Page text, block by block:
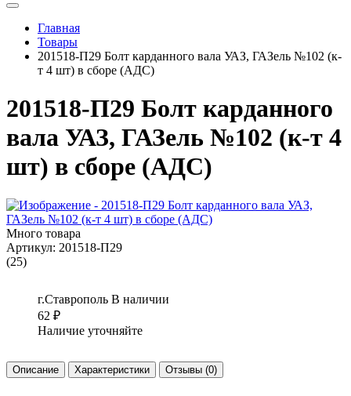
Главная
Товары
201518-П29 Болт карданного вала УАЗ, ГАЗель №102 (к-
т 4 шт) в сборе (АДС)
201518-П29 Болт карданного
вала УАЗ, ГАЗель №102 (к-т 4
шт) в сборе (АДС)
Много товара
Артикул: 201518-П29
(25)
г.Ставрополь В наличии
62 ₽
Наличие уточняйте
Описание Характеристики Отзывы (0)